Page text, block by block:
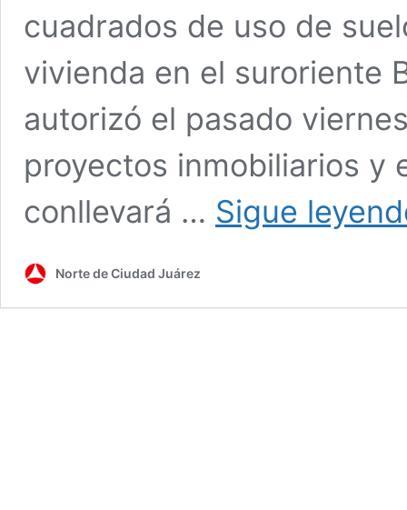
cuadrados de uso de
vivienda en el suroriente
autorizó el pasado
proyectos inmobiliarios y
conllevará … Sigue
Norte de Ciudad Juárez